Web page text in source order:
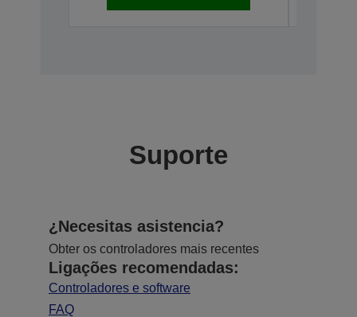
Suporte
¿Necesitas asistencia?
Obter os controladores mais recentes
Ligações recomendadas:
Controladores e software
FAQ